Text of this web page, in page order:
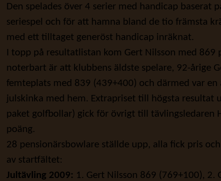
Den spelades över 4 serier med handicap baserat
seriespel och för att hamna bland de tio främsta
med ett tilltaget generöst handicap inräknat.
I topp på resultatlistan kom Gert Nilsson med 869
noterbart är att klubbens äldste spelare, 92-årige
femteplats med 839 (439+400) och därmed var en
julskinka med hem. Extrapriset till högsta resultat
paket golfbollar) gick för övrigt till tävlingsledaren
poäng.
28 pensionärsbowlare ställde upp, alla fick pris
av startfältet:
Jultävling 2009: 1. Gert Nilsson 869 (769+100), 2.